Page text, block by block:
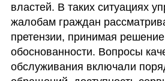
властей. В таких ситуациях
жалобам граждан
претензии, принимая
обоснованности. Вопросы
обслуживания включали